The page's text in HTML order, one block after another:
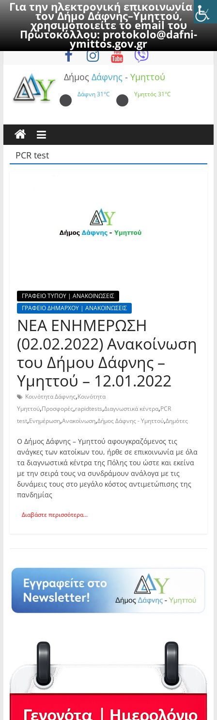
Για την ηλεκτρονική επικοινωνία με
τον Δήμο Δάφνης–Υμηττού,
χρησιμοποιείτε το email του
Πρωτοκόλλου:protokolo@dafni-
ymittos.gov.gr
to
Παρασκευή, 7 Αυγούστου 2026
Δήμος Δάφνης - Υμηττού
Δάφνη31°C Υμηττός31°C
PCR test
ΓΡΑΦΕΙΟ ΤΥΠΟΥ | ΑΝΑΚΟΙΝΩΣΕΙΣ
ΓΡΑΦΕΙΟ ΔΗΜΑΡΧΟΥ | ΑΝΑΚΟΙΝΩΣΕΙΣ
ΝΕΑ ΕΝΗΜΕΡΩΣΗ
(02.02.2022) Ανακοίνωση
του Δήμου Δάφνης –
Υμηττού – 12.01.2022
Κοινότητα Δάφνης,Κοινότητα
Υμηττού,Προσφορές,rapidtests,Διαγνωστικά κέντρα,PCR
test,Ενημέρωση,Ανακοίνωση,Δήμος Δάφνης - Υμηττού,Δημότες
Ο Δήμος Δάφνης – Υμηττού αφουγκραζόμενος τις
ανάγκες των κατοίκων του, ήρθε σε επικοινωνία με όλα
τα διαγνωστικά κέντρα της Πόλης του ώστε και εκείνα
με την σειρά τους να συνδράμουν ανάλογα με τις
δυνάμεις τους στο μεγάλο κόστος αντιμετώπισης της
πανδημίας
Διαβάστε περισσότερα...